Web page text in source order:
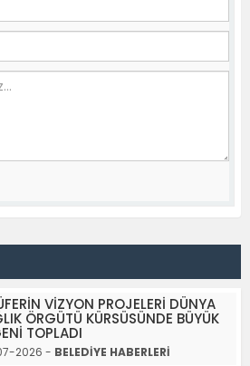
VİZYON PROJELERİ DÜNYA
ÖRGÜTÜ KÜRSÜSÜNDE BÜYÜK
TOPLADI
2026 - BELEDİYE HABERLERİ